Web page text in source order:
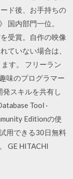
ド後、お手持ちの
国内部門一位。
受賞。自作の映像
ていない場合は、
す。 フリーラン
味のプログラマー
スキルを共有し
Tool ·
Editionの使
用できる30日無料
GE HITACHI